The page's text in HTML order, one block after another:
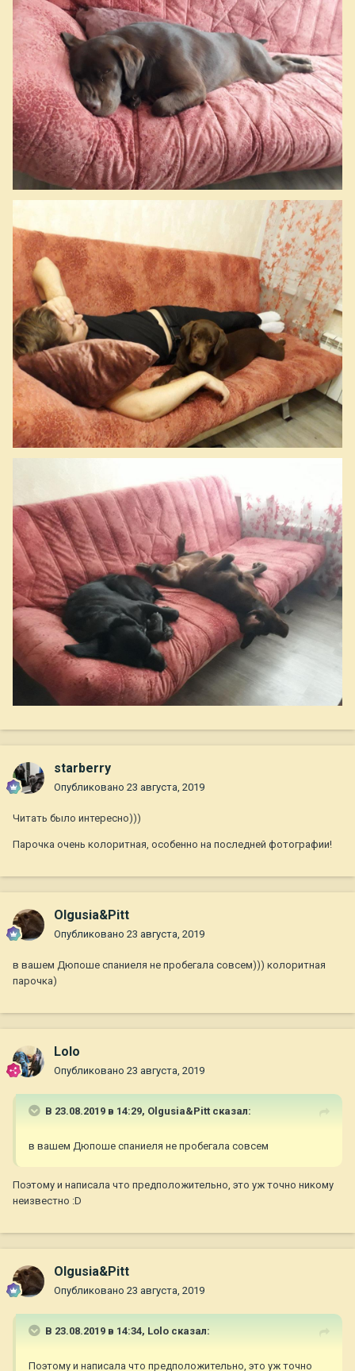
starberry
Опубликовано 23 августа, 2019
Читать было интересно)))
Парочка очень колоритная, особенно на последней фотографии!
Olgusia&Pitt
Опубликовано 23 августа, 2019
в вашем Дюпоше спаниеля не пробегала совсем))) колоритная
парочка)
Lolo
Опубликовано 23 августа, 2019
В 23.08.2019 в 14:29, Olgusia&Pitt сказал:
в вашем Дюпоше спаниеля не пробегала совсем
Поэтому и написала что предположительно, это уж точно никому
неизвестно :D
Olgusia&Pitt
Опубликовано 23 августа, 2019
В 23.08.2019 в 14:34, Lolo сказал:
Поэтому и написала что предположительно, это уж точно